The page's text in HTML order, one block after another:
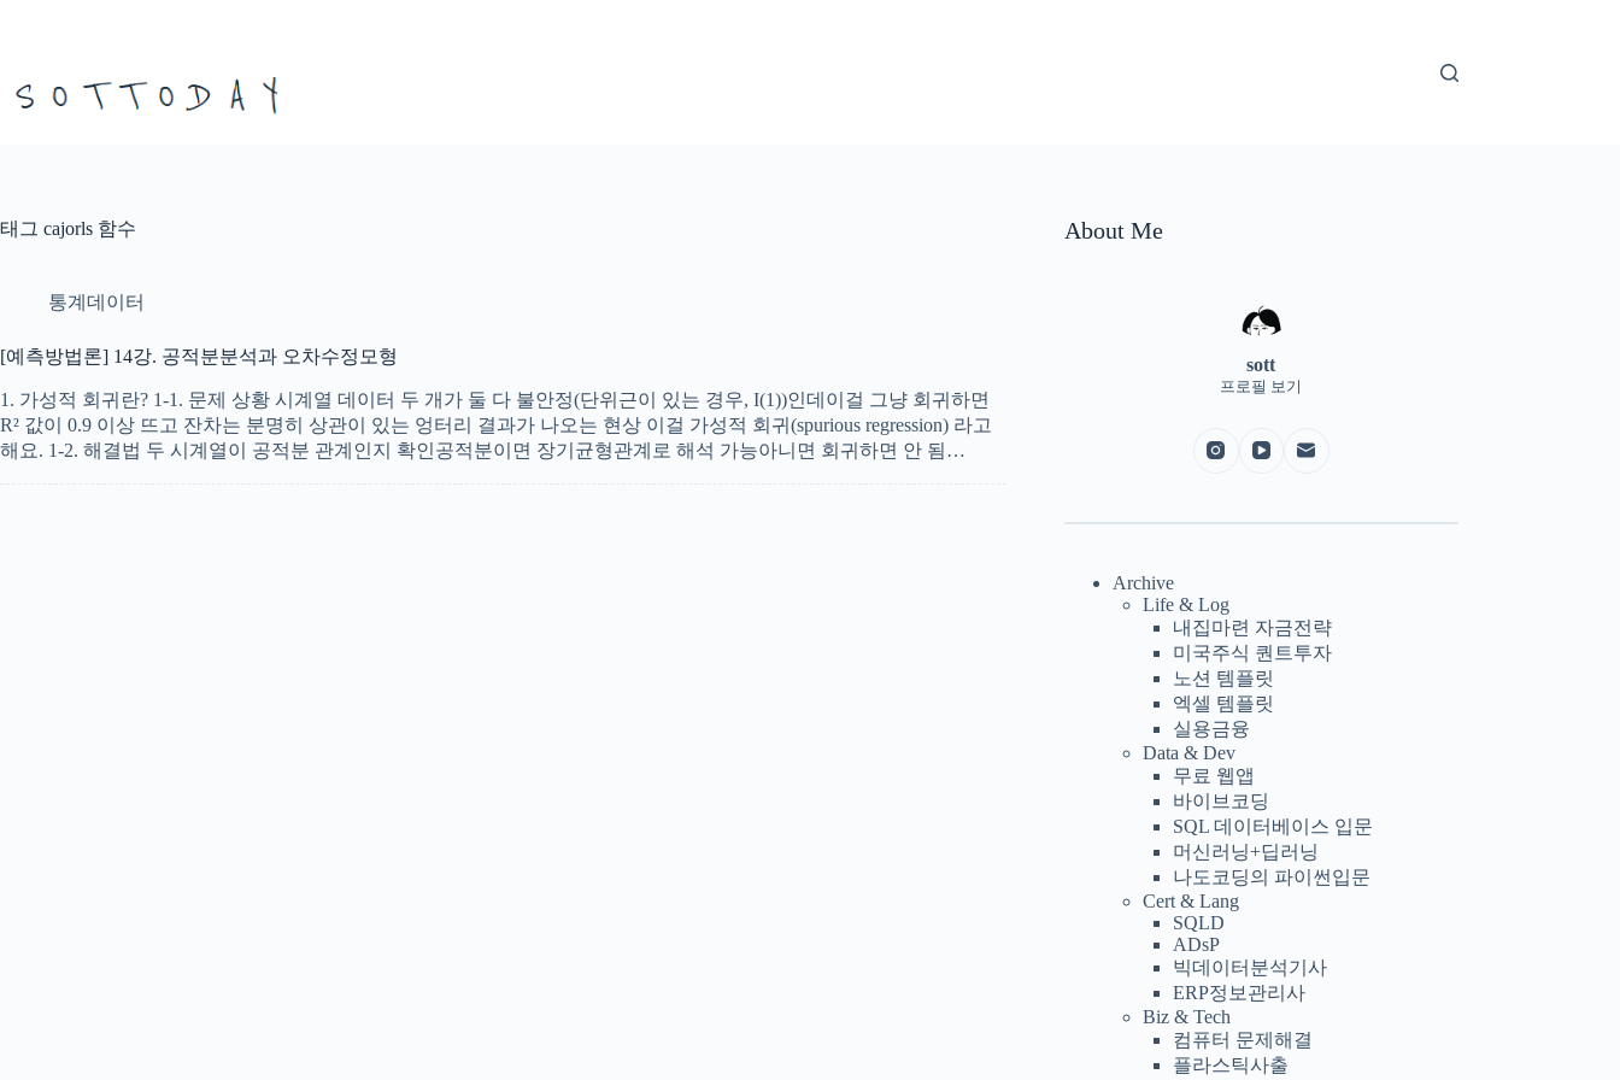
로
태그 cajorls 함수
통계데이터
[예측방법론] 14강. 공적분분석과 오차수정모형
1. 가성적 회귀란? 1-1. 문제 상황 시계열 데이터 두 개가 둘 다 불안정(단위근이 있는 경우, I(1))인데이걸 그냥 회귀하면
R² 값이 0.9 이상 뜨고 잔차는 분명히 상관이 있는 엉터리 결과가 나오는 현상 이걸 가성적 회귀(spurious regression) 라고
해요. 1-2. 해결법 두 시계열이 공적분 관계인지 확인공적분이면 장기균형관계로 해석 가능아니면 회귀하면 안 됨…
About Me
sott
프로필 보기
Archive
Life & Log
내집마련 자금전략
미국주식 퀀트투자
노션 템플릿
엑셀 템플릿
실용금융
Data & Dev
무료 웹앱
바이브코딩
SQL 데이터베이스 입문
머신러닝+딥러닝
나도코딩의 파이썬입문
Cert & Lang
SQLD
ADsP
빅데이터분석기사
ERP정보관리사
Biz & Tech
컴퓨터 문제해결
플라스틱사출